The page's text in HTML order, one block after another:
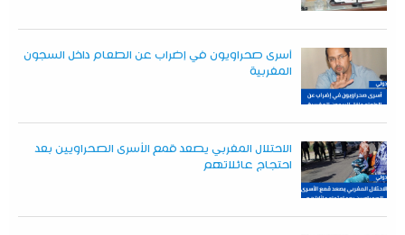
أسرى صحراويون في إضراب عن الطعام داخل السجون
المغربية
الاحتلال المغربي يصعد قمع الأسرى الصحراويين بعد
احتجاج عائلاتهم